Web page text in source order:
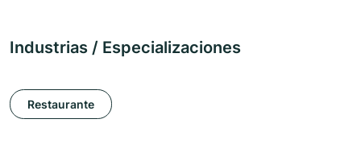
Industrias / Especializaciones
Restaurante